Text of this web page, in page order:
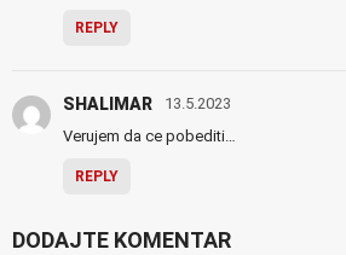
REPLY
SHALIMAR 13.5.2023
Verujem da ce pobediti…
REPLY
DODAJTE KOMENTAR